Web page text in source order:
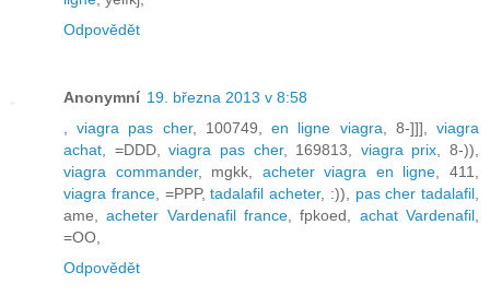
Odpovědět
Anonymní 19. března 2013 v 8:58
,viagra pas cher, 100749,en ligne viagra , 8-]]],viagra
achat , =DDD,viagra pas cher, 169813, viagra prix , 8-)),
viagra commander, mgkk, acheter viagra en ligne , 411,
viagra france, =PPP,tadalafil acheter, :)), pas cher tadalafil
ame,acheter Vardenafil france , fpkoed, achat Vardenafil
=OO,
Odpovědět